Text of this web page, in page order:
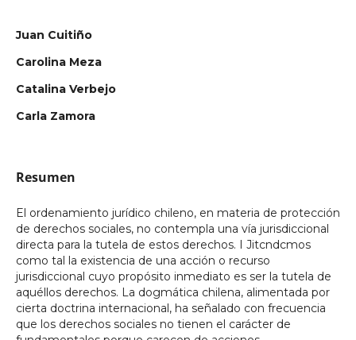
Juan Cuitiño
Carolina Meza
Catalina Verbejo
Carla Zamora
Resumen
El ordenamiento jurídico chileno, en materia de protección
de derechos sociales, no contempla una vía jurisdiccional
directa para la tutela de estos derechos. I Jitcndcmos
como tal la existencia de una acción o recurso
jurisdiccional cuyo propósito inmediato es ser la tutela de
aquéllos derechos. La dogmática chilena, alimentada por
cierta doctrina internacional, ha señalado con frecuencia
que los derechos sociales no tienen el carácter de